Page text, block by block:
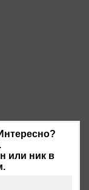
или ник в